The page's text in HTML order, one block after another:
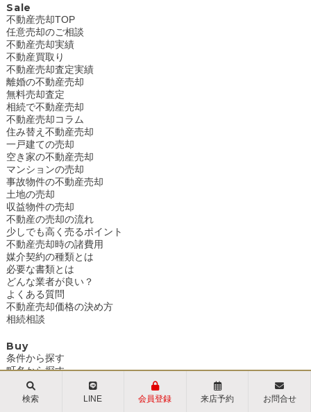
Sale
不動産売却TOP
任意売却のご相談
不動産売却実績
不動産買取り
不動産売却査定実績
離婚の不動産売却
無料売却査定
相続で不動産売却
不動産売却コラム
住み替え不動産売却
一戸建ての売却
空き家の不動産売却
マンションの売却
事故物件の不動産売却
土地の売却
収益物件の売却
不動産の売却の流れ
少しでも高く売るポイント
不動産売却時の諸費用
媒介契約の種類とは
必要な書類とは
どんな業者が良い？
よくある質問
不動産売却価格の決め方
相続相談
Buy
条件から探す
町名から探す
学区から探す
現地販売会情報
検索 LINE 会員登録 来店予約 お問合せ